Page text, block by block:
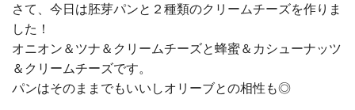
さて、今日は胚芽パンと２種類のクリームチーズを作りま
した！
オニオン＆ツナ＆クリームチーズと蜂蜜＆カシューナッツ
＆クリームチーズです。
パンはそのままでもいいしオリーブとの相性も◎